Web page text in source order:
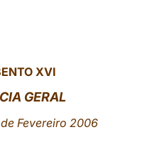
XVI
GERAL
Fevereiro 2006